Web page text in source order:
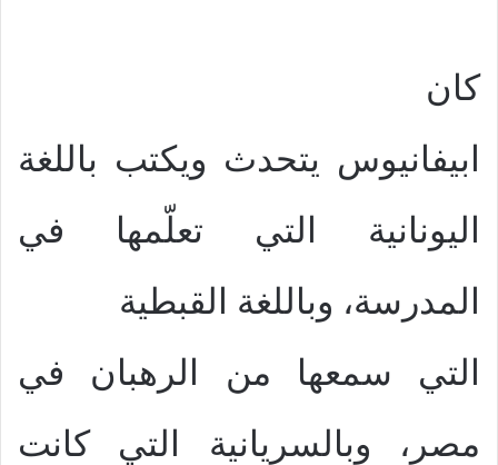
كان
ابيفانيوس يتحدث ويكتب باللغة
اليونانية التي تعلّمها في
المدرسة، وباللغة القبطية
التي سمعها من الرهبان في
مصر، وبالسريانية التي كانت